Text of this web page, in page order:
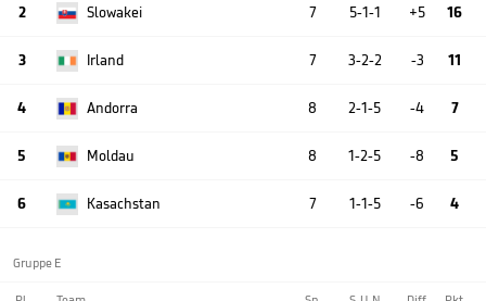
2 Slowakei 7 5-1-1 +5 16
3 Irland 7 3-2-2 -3 11
4 Andorra 8 2-1-5 -4 7
5 Moldau 8 1-2-5 -8 5
6 Kasachstan 7 1-1-5 -6 4
Gruppe E